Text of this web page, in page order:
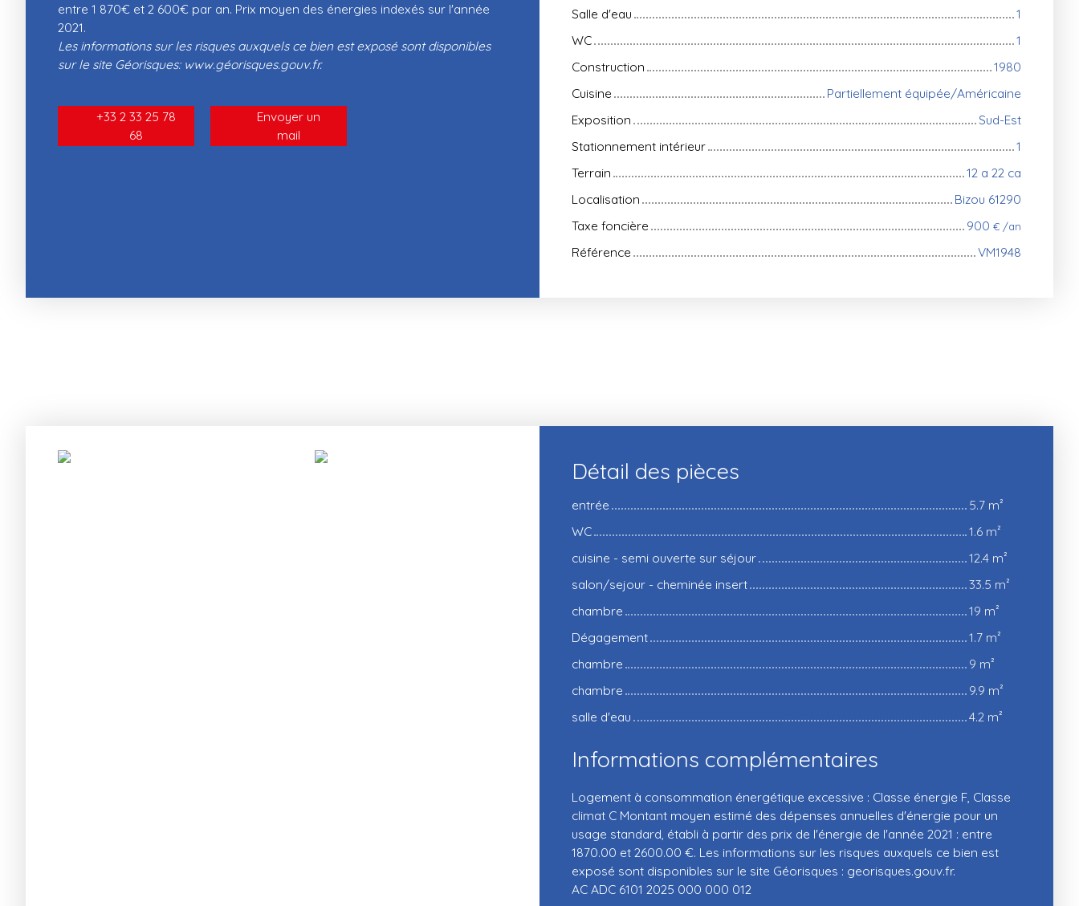
entre 1 870€ et 2 600€ par an. Prix moyen des énergies indexés sur l'année
2021.
Les informations sur les risques auxquels ce bien est exposé sont disponibles
sur le site Géorisques: www.géorisques.gouv.fr.
+33 2 33 25 78
68
Envoyer un
mail
Salle d'eau
1
WC
1
Construction
1980
Cuisine
Partiellement équipée/Américaine
Exposition
Sud-Est
Stationnement intérieur
1
Terrain
12 a 22 ca
Localisation
Bizou 61290
Taxe foncière
900 € /an
Référence VM1948
Détail des pièces
entrée
5.7 m²
WC
1.6 m²
cuisine - semi ouverte sur séjour
12.4 m²
salon/sejour - cheminée insert
33.5 m²
chambre
19 m²
Dégagement
1.7 m²
chambre
9 m²
chambre
9.9 m²
salle d'eau
4.2 m²
Informations complémentaires
Logement à consommation énergétique excessive : Classe énergie F, Classe
climat C Montant moyen estimé des dépenses annuelles d'énergie pour un
usage standard, établi à partir des prix de l'énergie de l'année 2021 : entre
1870.00 et 2600.00 €. Les informations sur les risques auxquels ce bien est
exposé sont disponibles sur le site Géorisques : georisques.gouv.fr.
AC ADC 6101 2025 000 000 012